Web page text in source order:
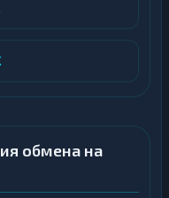
обмена на